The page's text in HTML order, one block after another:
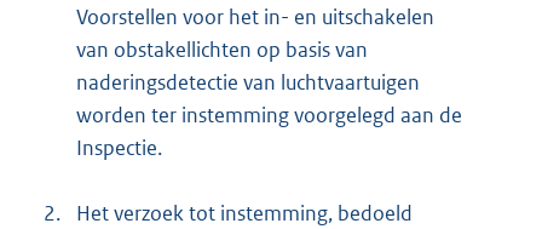
Voorstellen voor het in- en uitschakelen
van obstakellichten op basis van
naderingsdetectie van luchtvaartuigen
worden ter instemming voorgelegd aan de
Inspectie.
2.
Het verzoek tot instemming, bedoeld